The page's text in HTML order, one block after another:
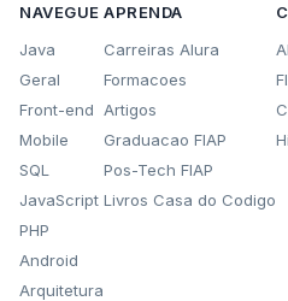
NAVEGUE
Java
Geral
Front-end
Mobile
SQL
JavaScript
PHP
Android
Arquitetura
APRENDA
Carreiras Alura
Formacoes
Artigos
Graduacao FIAP
Pos-Tech FIAP
Livros Casa do Codigo